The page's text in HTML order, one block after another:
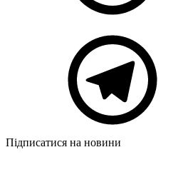
Підписатися на новини